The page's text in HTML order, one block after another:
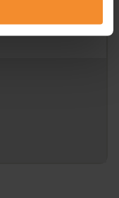
en
erfgrenzen,